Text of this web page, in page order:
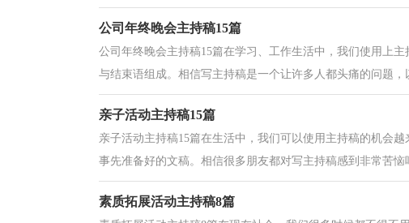
公司年终晚会主持稿15篇
公司年终晚会主持稿15篇在学习、工作生活中，我们使用上
与结束语组成。相信写主持稿是一个让许多人都头痛的问题，
亲子活动主持稿15篇
亲子活动主持稿15篇在生活中，我们可以使用主持稿的机会
事先准备好的文稿。相信很多朋友都对写主持稿感到非常苦恼
素质拓展活动主持稿8篇